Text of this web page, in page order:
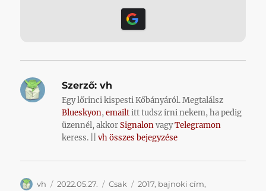
Szerző: vh
Egy lőrinci kispesti Kőbányáról. Megtalálsz
Blueskyon,emailtitt tudsz írni nekem, ha pedig
üzennél, akkorSignalonvagyTelegramon
keress. ||vh összes bejegyzése
Szerző
vh Közzétéve
2022.05.27. Kategória
Csak Címke
2017, bajnoki cím,